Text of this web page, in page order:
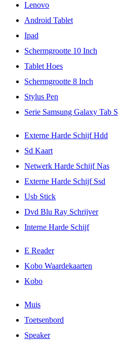
Lenovo
Android Tablet
Ipad
Schermgrootte 10 Inch
Tablet Hoes
Schermgrootte 8 Inch
Stylus Pen
Serie Samsung Galaxy Tab S
Externe Harde Schijf Hdd
Sd Kaart
Netwerk Harde Schijf Nas
Externe Harde Schijf Ssd
Usb Stick
Dvd Blu Ray Schrijver
Interne Harde Schijf
E Reader
Kobo Waardekaarten
Kobo
Muis
Toetsenbord
Speaker